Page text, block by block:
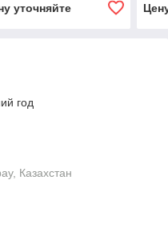
уточняйте
год
Казахстан